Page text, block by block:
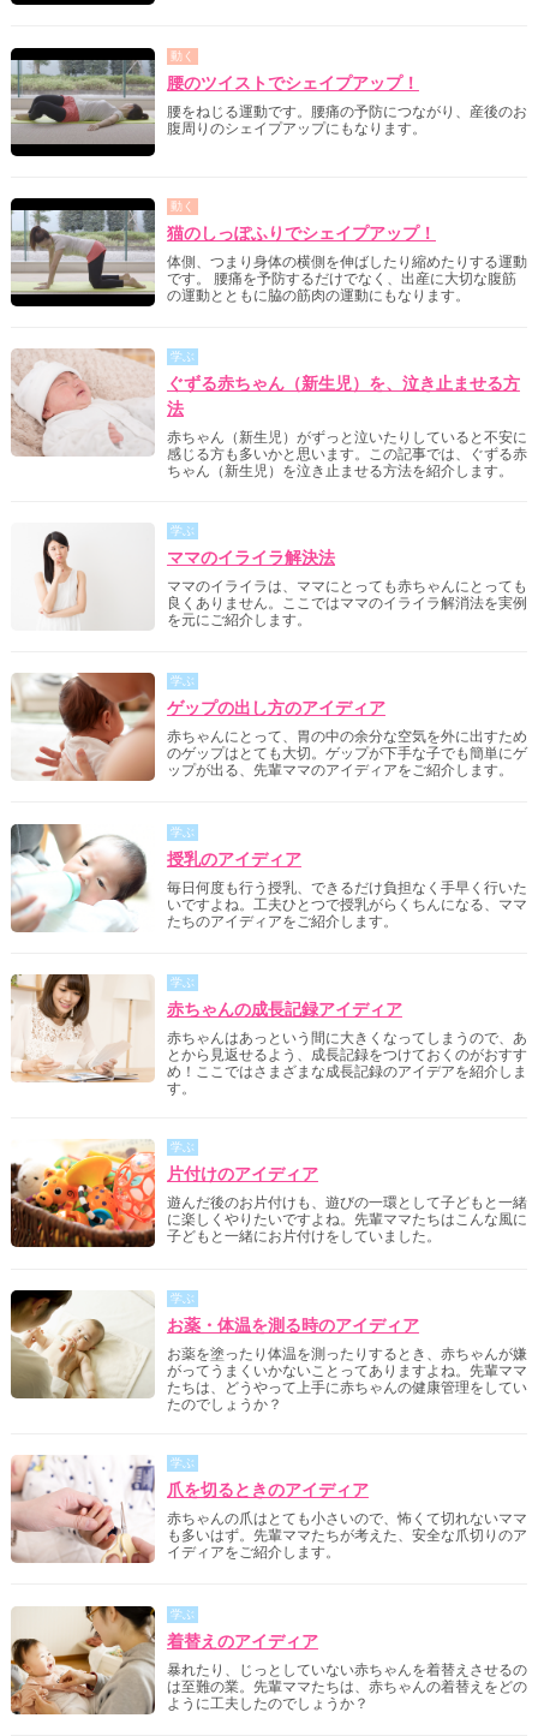
動く
腰のツイストでシェイプアップ！
腰をねじる運動です。腰痛の予防につながり、産後のお
腹周りのシェイプアップにもなります。
動く
猫のしっぽふりでシェイプアップ！
体側、つまり身体の横側を伸ばしたり縮めたりする運動
です。 腰痛を予防するだけでなく、出産に大切な腹筋
の運動とともに脇の筋肉の運動にもなります。
学ぶ
ぐずる赤ちゃん（新生児）を、泣き止ませる方
法
赤ちゃん（新生児）がずっと泣いたりしていると不安に
感じる方も多いかと思います。この記事では、ぐずる赤
ちゃん（新生児）を泣き止ませる方法を紹介します。
学ぶ
ママのイライラ解決法
ママのイライラは、ママにとっても赤ちゃんにとっても
良くありません。ここではママのイライラ解消法を実例
を元にご紹介します。
学ぶ
ゲップの出し方のアイディア
赤ちゃんにとって、胃の中の余分な空気を外に出すため
のゲップはとても大切。ゲップが下手な子でも簡単にゲ
ップが出る、先輩ママのアイディアをご紹介します。
学ぶ
授乳のアイディア
毎日何度も行う授乳、できるだけ負担なく手早く行いた
いですよね。工夫ひとつで授乳がらくちんになる、ママ
たちのアイディアをご紹介します。
学ぶ
赤ちゃんの成長記録アイディア
赤ちゃんはあっという間に大きくなってしまうので、あ
とから見返せるよう、成長記録をつけておくのがおすす
め！ここではさまざまな成長記録のアイデアを紹介しま
す。
学ぶ
片付けのアイディア
遊んだ後のお片付けも、遊びの一環として子どもと一緒
に楽しくやりたいですよね。先輩ママたちはこんな風に
子どもと一緒にお片付けをしていました。
学ぶ
お薬・体温を測る時のアイディア
お薬を塗ったり体温を測ったりするとき、赤ちゃんが嫌
がってうまくいかないことってありますよね。先輩ママ
たちは、どうやって上手に赤ちゃんの健康管理をしてい
たのでしょうか？
学ぶ
爪を切るときのアイディア
赤ちゃんの爪はとても小さいので、怖くて切れないママ
も多いはず。先輩ママたちが考えた、安全な爪切りのア
イディアをご紹介します。
学ぶ
着替えのアイディア
暴れたり、じっとしていない赤ちゃんを着替えさせるの
は至難の業。先輩ママたちは、赤ちゃんの着替えをどの
ように工夫したのでしょうか？